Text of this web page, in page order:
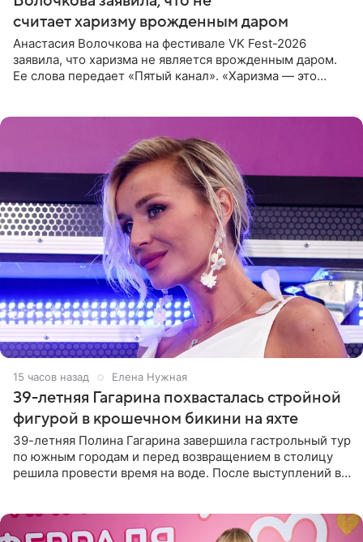
считает харизму врожденным даром
Анастасия Волочкова на фестивале VK Fest-2026
заявила, что харизма не является врожденным даром.
Ее слова передает «Пятый канал». «Харизма — это
15 часов назад Елена Нужная
39-летняя Гагарина похвасталась стройной
фигурой в крошечном бикини на яхте
39-летняя Полина Гагарина завершила гастрольный тур
по южным городам и перед возвращением в столицу
решила провести время на воде. После выступлений в